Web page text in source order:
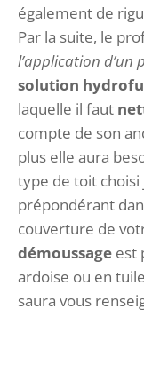
également de
Par la suite, le
l’application
solution
laquelle il faut
compte de son
plus elle aura
type de toit
prépondérant
couverture de
démoussage est
ardoise ou en
saura vous